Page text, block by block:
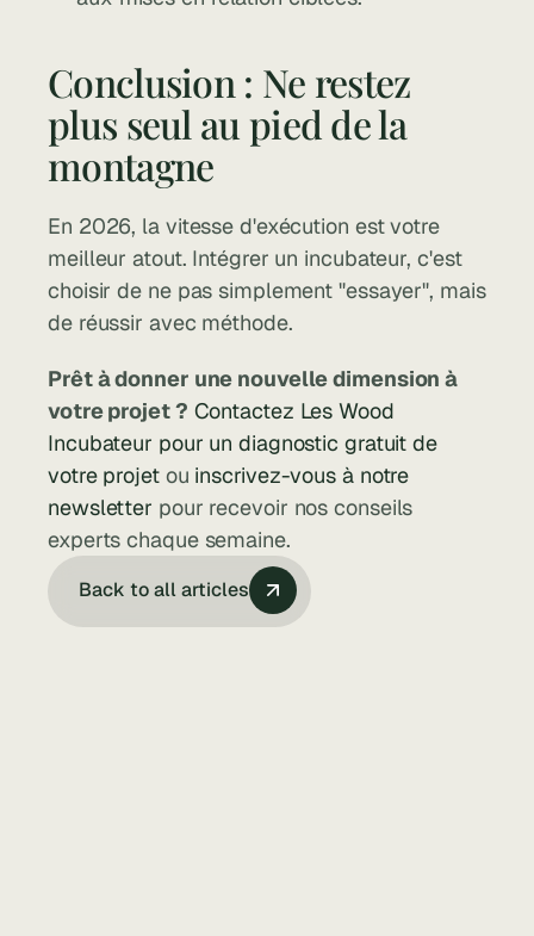
Conclusion : Ne restez
plus seul au pied de la
montagne
En 2026, la vitesse d'exécution est votre
meilleur atout. Intégrer un incubateur, c'est
choisir de ne pas simplement "essayer", mais
de réussir avec méthode.
Prêt à donner une nouvelle dimension à
votre projet ? Contactez Les Wood
Incubateur pour un diagnostic gratuit de
votre projet ou inscrivez-vous à notre
newsletter pour recevoir nos conseils
experts chaque semaine.
Back to all articles